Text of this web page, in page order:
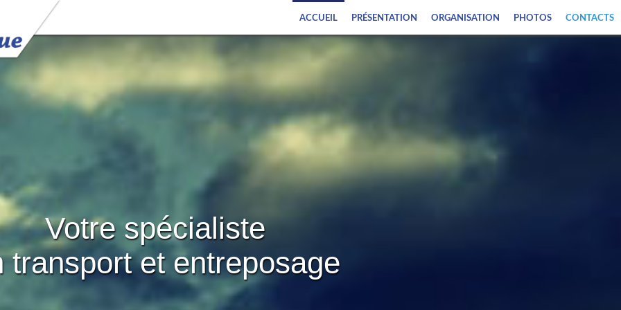
ACCUEIL PRÉSENTATION ORGANISATION PHOTOS CONTACTS
Votre spécialiste
transport et entreposage